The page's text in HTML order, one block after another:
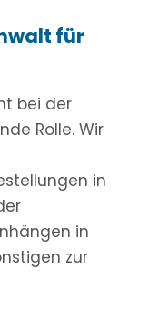
für
bei der
Rolle. Wir
in
in
zur